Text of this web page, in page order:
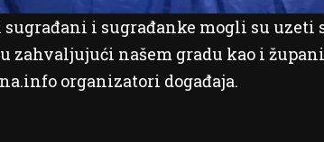
sugrađani i sugrađanke mogli su uzeti
zahvaljujući našem gradu kao i
organizatori događaja.